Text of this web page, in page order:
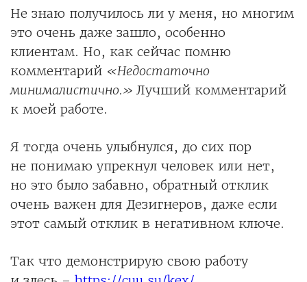
Не знаю получилось ли у меня, но многим
это очень даже зашло, особенно
клиентам. Но, как сейчас помню
комментарий «Недостаточно
минималистично.» Лучший комментарий
к моей работе.
Я тогда очень улыбнулся, до сих пор
не понимаю упрекнул человек или нет,
но это было забавно, обратный отклик
очень важен для Дезигнеров, даже если
этот самый отклик в негативном ключе.
Так что демонстрирую свою работу